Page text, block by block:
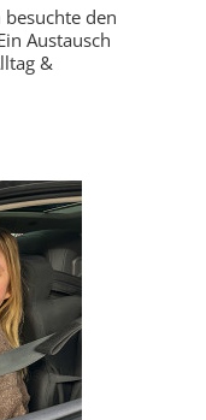
besuchte den
Austausch
&